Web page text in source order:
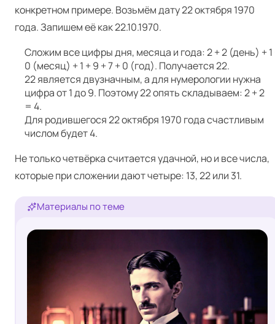
конкретном примере. Возьмём дату 22 октября 1970
года. Запишем её как 22.10.1970.
Сложим все цифры дня, месяца и года: 2 + 2 (день) + 1
0 (месяц) + 1 + 9 + 7 + 0 (год). Получается 22.
22 является двузначным, а для нумерологии нужна
цифра от 1 до 9. Поэтому 22 опять складываем: 2 + 2
= 4.
Для родившегося 22 октября 1970 года счастливым
числом будет 4.
Не только четвёрка считается удачной, но и все числа,
которые при сложении дают четыре: 13, 22 или 31.
Материалы по теме